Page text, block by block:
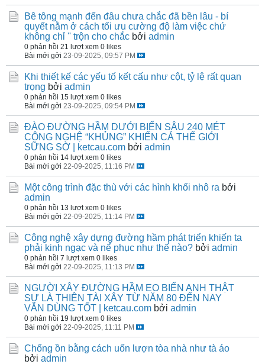
Bê tông mạnh đến đâu chưa chắc đã bền lâu - bí
quyết nằm ở cách tối ưu cường độ làm việc chứ
không chỉ '' trộn cho chắc bởi admin
0 phản hồi 21 lượt xem 0 likes
Bài mới gởi 23-09-2025, 09:57 PM
Khi thiết kế các yếu tố kết cấu như cột, tỷ lệ rất quan
trọng bởi admin
0 phản hồi 15 lượt xem 0 likes
Bài mới gởi 23-09-2025, 09:54 PM
ĐÀO ĐƯỜNG HẦM DƯỚI BIỂN SÂU 240 MÉT
CÔNG NGHỆ “KHỦNG” KHIẾN CẢ THẾ GIỚI
SỮNG SỜ | ketcau.com bởi admin
0 phản hồi 14 lượt xem 0 likes
Bài mới gởi 22-09-2025, 11:16 PM
Một công trình đặc thù với các hình khối nhô ra bởi
admin
0 phản hồi 13 lượt xem 0 likes
Bài mới gởi 22-09-2025, 11:14 PM
Công nghệ xây dựng đường hầm phát triển khiến ta
phải kinh ngạc và nể phục như thế nào? bởi admin
0 phản hồi 7 lượt xem 0 likes
Bài mới gởi 22-09-2025, 11:13 PM
NGƯỜI XÂY ĐƯỜNG HẦM EO BIỂN ANH THẬT
SỰ LÀ THIÊN TÀI XÂY TỪ NĂM 80 ĐẾN NAY
VẪN DÙNG TỐT | ketcau.com bởi admin
0 phản hồi 19 lượt xem 0 likes
Bài mới gởi 22-09-2025, 11:11 PM
Chống ồn bằng cách uốn lượn tòa nhà như tà áo
bởi admin